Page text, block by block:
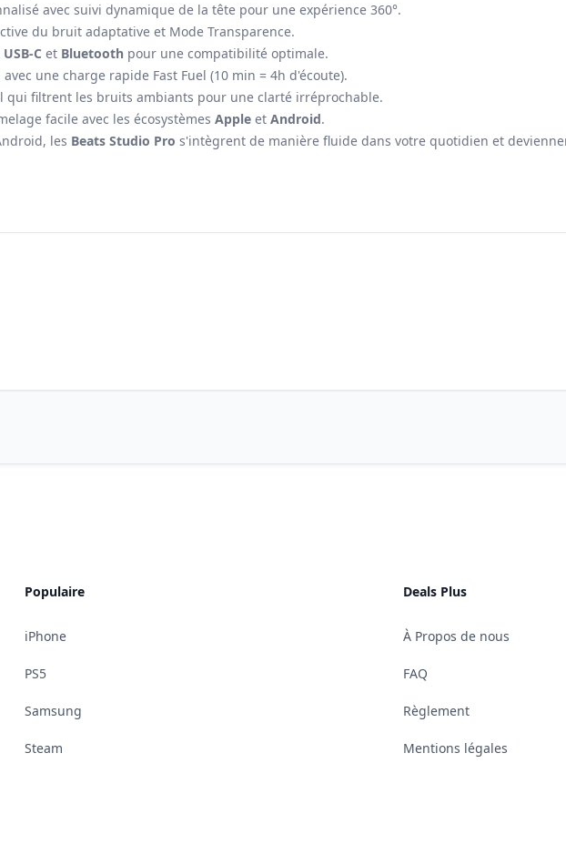
avec suivi dynamique de la tête pour une expérience 360°.
du bruit adaptative et Mode Transparence.
USB-C et Bluetooth pour une compatibilité optimale.
avec une charge rapide Fast Fuel (10 min = 4h d'écoute).
qui filtrent les bruits ambiants pour une clarté irréprochable.
facile avec les écosystèmes Apple et Android.
les Beats Studio Pro s'intègrent de manière fluide dans votre quotidien et
Populaire
iPhone
PS5
Samsung
Steam
Deals Plus
À Propos de nous
FAQ
Règlement
Mentions légales